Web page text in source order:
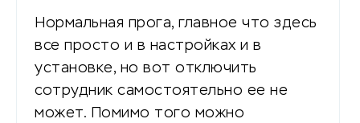
Нормальная прога, главное что здесь
все просто и в настройках и в
установке, но вот отключить
сотрудник самостоятельно ее не
может. Помимо того можно